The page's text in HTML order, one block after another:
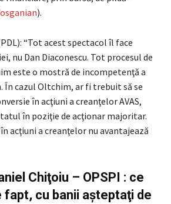
).
“Tot acest spectacol îl face
nu Dan Diaconescu. Tot procesul de
este o mostră de incompetenţă a
În cazul Oltchim, ar fi trebuit să se
în acţiuni a creanţelor AVAS,
în poziţie de acţionar majoritar.
acţiuni a creanţelor nu avantajează
Chiţoiu – OPSPI : ce
fapt, cu banii aşteptaţi de